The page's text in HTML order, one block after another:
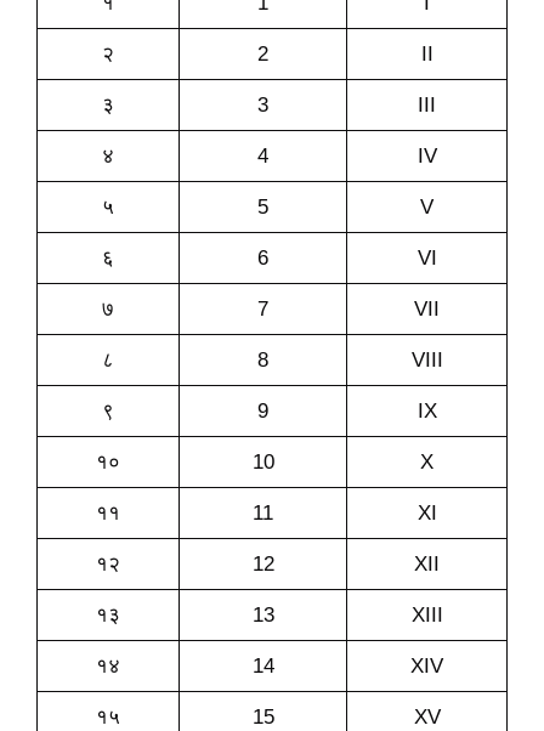
२ 2
३ 3
४ 4 IV
५ 5 V
६ 6 VI
७ 7 VII
८ 8 VIII
९ 9 IX
१० 10 X
११ 11 XI
१२ 12 XII
१३ 13 XIII
१४ 14 XIV
१५ 15 XV